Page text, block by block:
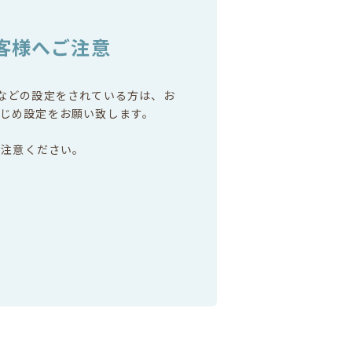
様へご注意
どの設定をされている方は、お
め設定をお願い致します。
意ください。